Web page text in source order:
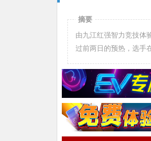
摘要
由九江红强智力竞技体
过前两日的预热，选手